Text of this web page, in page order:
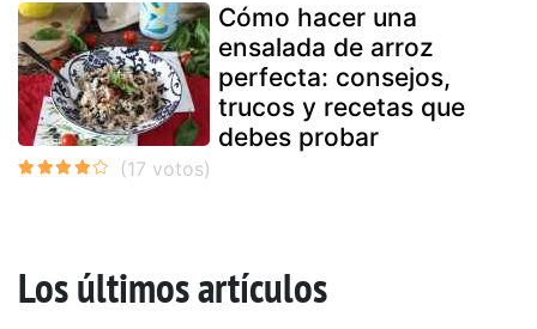
Cómo hacer una
ensalada de arroz
perfecta: consejos,
trucos y recetas que
debes probar
Los últimos artículos